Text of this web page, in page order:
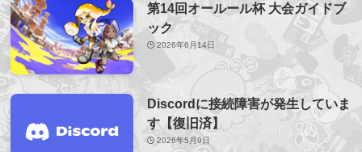
第14回オールール杯 大会ガイドブ
ック
2026年6月14日
Discordに接続障害が発生していま
す【復旧済】
2026年5月9日